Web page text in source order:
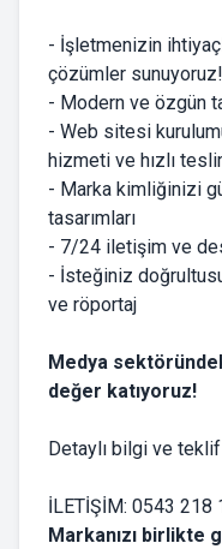
- İşletmenizin
çözümler sunuyoruz!
- Modern ve özgün
- Web sitesi
hizmeti ve hızlı
- Marka kimliğinizi
tasarımları
- 7/24 iletişim ve
- İsteğiniz
ve röportaj
Medya
değer katıyoruz!
Detaylı bilgi ve
İLETİŞİM: 0543 218
Markanızı birlikte